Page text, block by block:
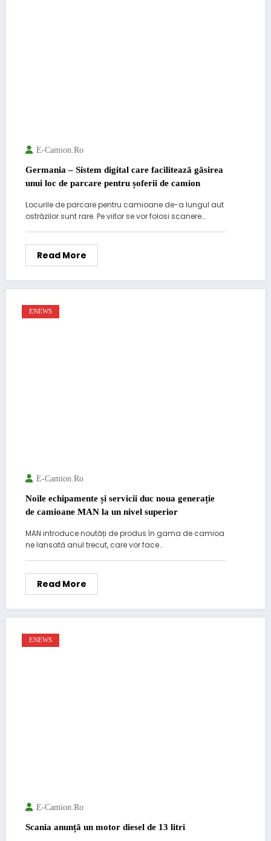
E-Camion.ro
Germania – Sistem digital care facilitează găsirea
unui loc de parcare pentru șoferii de camion
Locurile de parcare pentru camioane de-a lungul aut
ostrăzilor sunt rare. Pe viitor se vor folosi scanere…
Read More
ENEWS
E-Camion.ro
Noile echipamente și servicii duc noua generație
de camioane MAN la un nivel superior
MAN introduce noutăți de produs în gama de camioa
ne lansată anul trecut, care vor face…
Read More
ENEWS
E-Camion.ro
Scania anunță un motor diesel de 13 litri